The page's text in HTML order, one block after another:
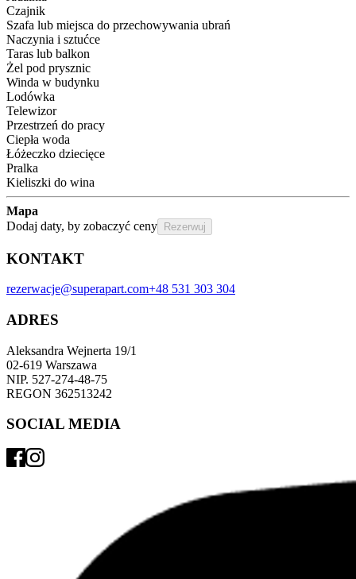
Czajnik
Szafa lub miejsca do przechowywania ubrań
Naczynia i sztućce
Taras lub balkon
Żel pod prysznic
Winda w budynku
Lodówka
Telewizor
Przestrzeń do pracy
Ciepła woda
Łóżeczko dziecięce
Pralka
Kieliszki do wina
Mapa
Dodaj daty, by zobaczyć ceny
Rezerwuj
KONTAKT
rezerwacje@superapart.com+48 531 303 304
ADRES
Aleksandra Wejnerta 19/1
02-619 Warszawa
NIP. 527-274-48-75
REGON 362513242
SOCIAL MEDIA